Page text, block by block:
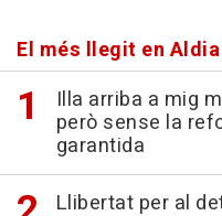
El més llegit en
Illa arriba a mig
però sense la
garantida
Llibertat per al